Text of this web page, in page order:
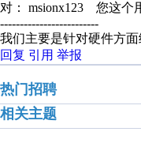
对： msionx123
您这个
-------------------------
我们主要是针对硬件方
回复 引用 举报
热门招聘
相关主题